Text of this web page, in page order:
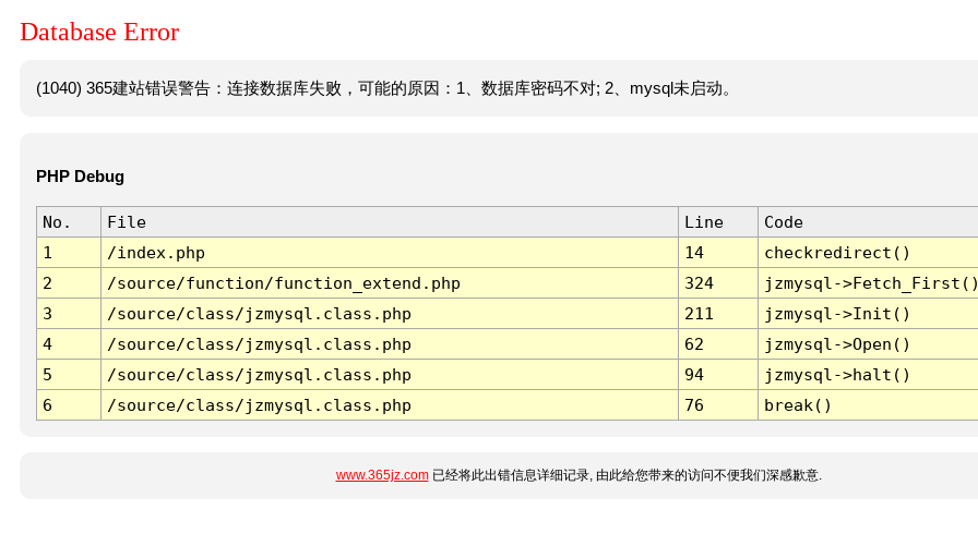
Database Error
(1040) 365建站错误警告：连接数据库失败，可能的原因：1、数据库密码不对; 2、mysql未启动。
PHP Debug
No. File Line
Code
1
/index.php 14
checkredirect()
2
/source/function/function_extend.php 324
jzmysql-
3
/source/class/jzmysql.class.php 211
jzmysql->Init()
4
/source/class/jzmysql.class.php 62
jzmysql->Open()
5
/source/class/jzmysql.class.php 94
jzmysql->halt()
6
/source/class/jzmysql.class.php 76 break()
www.365jz.com已经将此出错信息详细记录, 由此给您带来的访问不便我们深感歉意.